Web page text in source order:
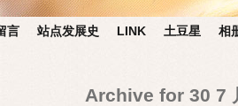
言 站点发展史 LINK 土豆星 相
Archive for 30 7